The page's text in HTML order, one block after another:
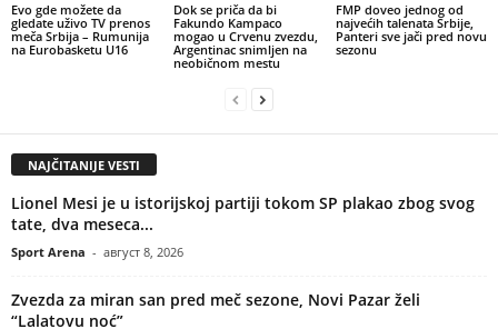
Evo gde možete da
gledate uživo TV prenos
meča Srbija – Rumunija
na Eurobasketu U16
Dok se priča da bi
Fakundo Kampaco
mogao u Crvenu zvezdu,
Argentinac snimljen na
neobičnom mestu
FMP doveo jednog od
najvećih talenata Srbije,
Panteri sve jači pred novu
sezonu
NAJČITANIJE VESTI
Lionel Mesi je u istorijskoj partiji tokom SP plakao zbog svog
tate, dva meseca...
Sport Arena - август 8, 2026
Zvezda za miran san pred meč sezone, Novi Pazar želi
“Lalatovu noć”